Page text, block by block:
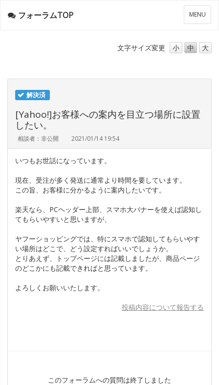
メ
ニ
ー
MENU
フォーラムTOP
文字サイズ変更 小 中 大
解決済
[Yahoo!]お客様への案内を目立つ場所に設置
したい。
相談者：非公開 2021/01/14 19:54
いつもお世話になっています。
現在、受注が多く発送に通常より時間を要しています。
この旨、お客様に分かるように案内したいです。
楽天なら、PCヘッダー上部、スマホ大バナーを使えば認知し
てもらいやすいと思いますが、
ヤフーショッピングでは、特にスマホで認知してもらいやす
い場所はどこで、どう設定すればいいでしょうか。
とりあえず、トップページには記載しましたが、商品ページ
のどこかにも記載できればと思っています。
よろしくお願いいたします。
投稿内容について報告する
このフォーラムへの質問は終了しました